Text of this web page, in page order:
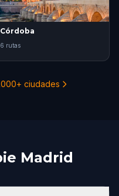
Córdoba
6 rutas
ciudades
Madrid